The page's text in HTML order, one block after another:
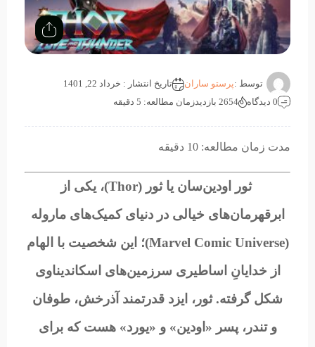
توسط :پرستو ساران
تاریخ انتشار : خرداد 22, 1401
0 دیدگاه
2654 بازدید زمان مطالعه: 5 دقیقه
مدت زمان مطالعه: 10 دقیقه
ثور اودین‌سان یا ثور (Thor)، یکی از
ابرقهرمان‌های خیالی در دنیای کمیک‌های ماروله
(
Marvel Comic Universe)؛ این شخصیت با الهام
از خدایانِ اساطیری سرزمین‌های اسکاندیناوی
شکل گرفته. ثور، ایزد قدرتمند آذرخش، طوفان
و تندر، پسر «اودین» و «یورد» هست که برای